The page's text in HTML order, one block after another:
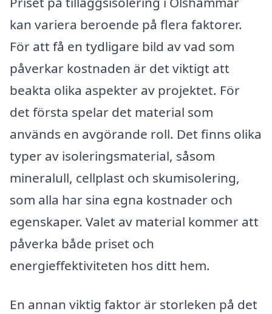
kan variera beroende på flera faktorer.
För att få en tydligare bild av vad som
påverkar kostnaden är det viktigt att
beakta olika aspekter av projektet. För
det första spelar det material som
används en avgörande roll. Det finns olika
typer av isoleringsmaterial, såsom
mineralull, cellplast och skumisolering,
som alla har sina egna kostnader och
egenskaper. Valet av material kommer att
påverka både priset och
energieffektiviteten hos ditt hem.
En annan viktig faktor är storleken på det